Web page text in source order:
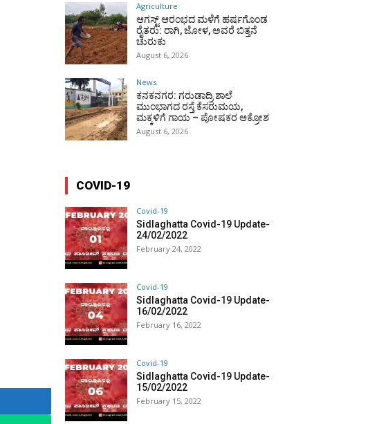
Agriculture
ಆಗಸ್ಟ್ ಆರಂಭದ ಮಳೆಗೆ ಹರ್ಷಗೊಂಡ
ರೈತರು: ರಾಗಿ, ಜೋಳ, ಅವರೆ ಬಿತ್ತನೆ
ಚುರುಕು
August 6, 2026
News
ಕನಕನಗರ: ಗರುಡಾದ್ರಿ ಶಾಲೆ
ಮುಂಭಾಗದ ರಸ್ತೆ ಕೆಸರುಮಯ,
ಮಕ್ಕಳಿಗೆ ಗಾಯ – ಪೋಷಕರ ಆಕ್ರೋಶ
August 6, 2026
COVID-19
Covid-19
Sidlaghatta Covid-19 Update-
24/02/2022
February 24, 2022
Covid-19
Sidlaghatta Covid-19 Update-
16/02/2022
February 16, 2022
Covid-19
Sidlaghatta Covid-19 Update-
15/02/2022
February 15, 2022